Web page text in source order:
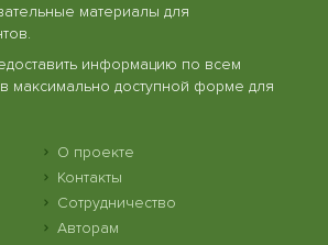
материалы для
информацию по всем
максимально доступной форме для
О проекте
Контакты
Сотрудничество
Авторам